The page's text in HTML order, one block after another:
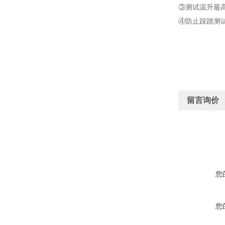
③测试温升最
④防止踩踏测
留言询价
您
您